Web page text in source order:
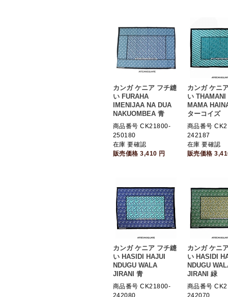
カンガ ケニア フチ縫
い FURAHA
IMENIJAA NA DUA
NAKUOMBEA 青
商品番号 CK21800-
250180
在庫 要確認
販売価格3,410 円
カンガ ケニ
い THAMANI
MAMA
ターコイズ
商品番号
242187
在庫 要確認
販売価格
カンガ ケニア フチ縫
い HASIDI HAJUI
NDUGU WALA
JIRANI 青
商品番号 CK21800-
242080
カンガ ケニ
い HASIDI
NDUGU
JIRANI 緑
商品番号
242070